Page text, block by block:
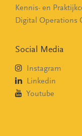
Kennis- en
Digital Operations
Social Media
Instagram
Linkedin
Youtube